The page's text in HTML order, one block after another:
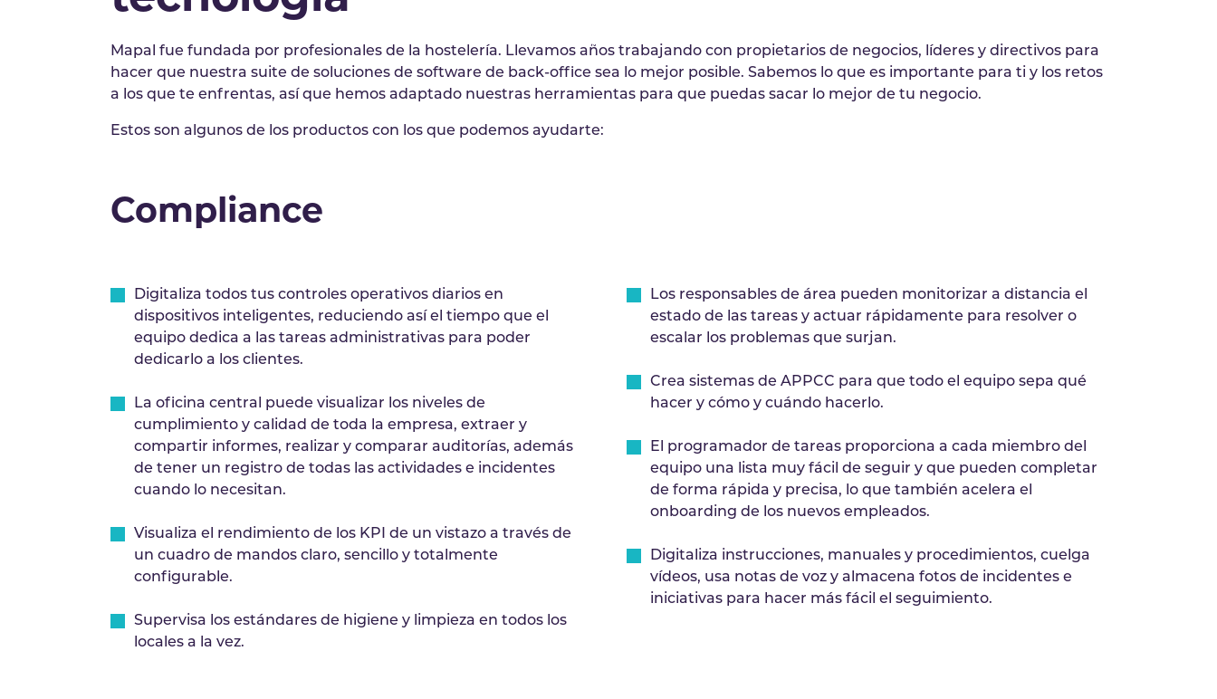
Mapal fue fundada por profesionales de la hostelería. Llevamos años trabajando con propietarios de negocios, líderes y directivos para
hacer que nuestra suite de soluciones de software de back-office sea lo mejor posible. Sabemos lo que es importante para ti y los retos
a los que te enfrentas, así que hemos adaptado nuestras herramientas para que puedas sacar lo mejor de tu negocio.
Estos son algunos de los productos con los que podemos ayudarte:
Compliance
Digitaliza todos tus controles operativos diarios en
dispositivos inteligentes, reduciendo así el tiempo que el
equipo dedica a las tareas administrativas para poder
dedicarlo a los clientes.
La oficina central puede visualizar los niveles de
cumplimiento y calidad de toda la empresa, extraer y
compartir informes, realizar y comparar auditorías, además
de tener un registro de todas las actividades e incidentes
cuando lo necesitan.
Visualiza el rendimiento de los KPI de un vistazo a través de
un cuadro de mandos claro, sencillo y totalmente
configurable.
Supervisa los estándares de higiene y limpieza en todos los
locales a la vez.
Los responsables de área pueden monitorizar a distancia el
estado de las tareas y actuar rápidamente para resolver o
escalar los problemas que surjan.
Crea sistemas de APPCC para que todo el equipo sepa qué
hacer y cómo y cuándo hacerlo.
El programador de tareas proporciona a cada miembro del
equipo una lista muy fácil de seguir y que pueden completar
de forma rápida y precisa, lo que también acelera el
onboarding de los nuevos empleados.
Digitaliza instrucciones, manuales y procedimientos, cuelga
vídeos, usa notas de voz y almacena fotos de incidentes e
iniciativas para hacer más fácil el seguimiento.